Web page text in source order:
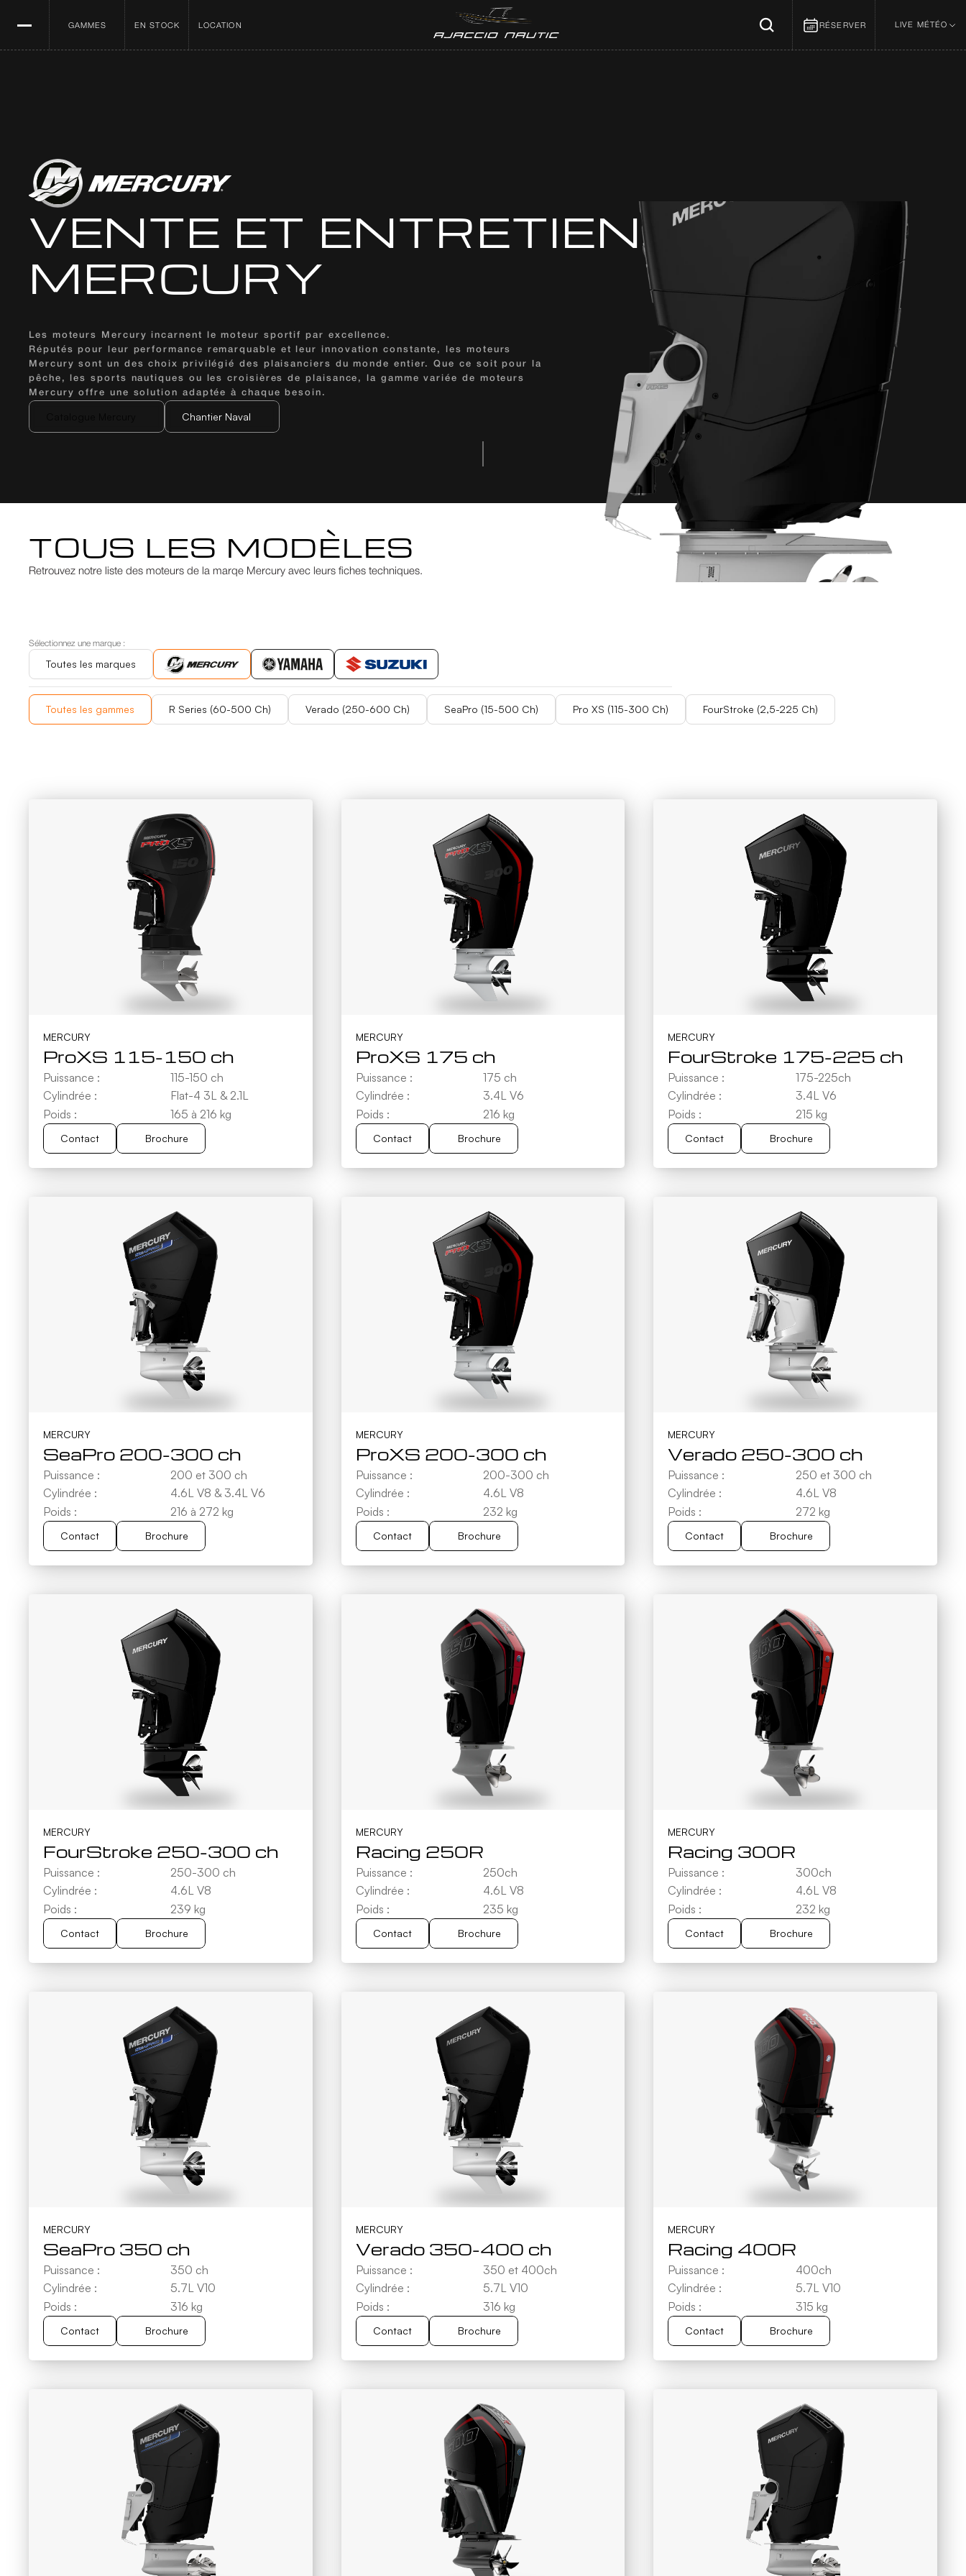
GAMMES EN STOCK LOCATION RÉSERVER LIVE MÉTÉO
VENTE ET ENTRETIEN
MERCURY
Les moteurs Mercury incarnent le moteur sportif par excellence.
Réputés pour leur performance remarquable et leur innovation constante, les moteurs
Mercury sont un des choix privilégié des plaisanciers du monde entier. Que ce soit pour la
pêche, les sports nautiques ou les croisières de plaisance, la gamme variée de moteurs
Mercury offre une solution adaptée à chaque besoin.
Chantier Naval
TOUS LES MODÈLES
Retrouvez notre liste des moteurs de la marqe Mercury avec leurs fiches techniques.
Sélectionnez une marque :
Toutes les marques
Toutes les marques
Toutes les gammes
Toutes les gammes
R Series (60-500 Ch)
R Series (60-500 Ch)
Verado (250-600 Ch)
Verado (250-600 Ch)
SeaPro (15-500 Ch)
SeaPro (15-500 Ch)
Pro XS (115-300 Ch)
Pro XS (115-300 Ch)
FourStroke (2,5-225 Ch)
FourStroke (2,5-225 Ch)
MERCURY
ProXS 115-150 ch
Puissance :
115-150 ch
Cylindrée :
Flat-4 3L & 2.1L
Poids :
165 à 216 kg
Contact
Contact
Brochure
Brochure
MERCURY
ProXS 175 ch
Puissance :
175 ch
Cylindrée :
3.4L V6
Poids :
216 kg
Contact
Contact
Brochure
Brochure
MERCURY
FourStroke 175-225 ch
Puissance :
175-225ch
Cylindrée :
3.4L V6
Poids :
215 kg
Contact
Contact
Brochure
Brochure
MERCURY
SeaPro 200-300 ch
Puissance :
200 et 300 ch
Cylindrée :
4.6L V8 & 3.4L V6
Poids :
216 à 272 kg
Contact
Contact
Brochure
Brochure
MERCURY
ProXS 200-300 ch
Puissance :
200-300 ch
Cylindrée :
4.6L V8
Poids :
232 kg
Contact
Contact
Brochure
Brochure
MERCURY
Verado 250-300 ch
Puissance :
250 et 300 ch
Cylindrée :
4.6L V8
Poids :
272 kg
Contact
Contact
Brochure
Brochure
MERCURY
FourStroke 250-300 ch
Puissance :
250-300 ch
Cylindrée :
4.6L V8
Poids :
239 kg
Contact
Contact
Brochure
Brochure
MERCURY
Racing 250R
Puissance :
250ch
Cylindrée :
4.6L V8
Poids :
235 kg
Contact
Contact
Brochure
Brochure
MERCURY
Racing 300R
Puissance :
300ch
Cylindrée :
4.6L V8
Poids :
232 kg
Contact
Contact
Brochure
Brochure
MERCURY
SeaPro 350 ch
Puissance :
350 ch
Cylindrée :
5.7L V10
Poids :
316 kg
Contact
Contact
Brochure
Brochure
MERCURY
Verado 350-400 ch
Puissance :
350 et 400ch
Cylindrée :
5.7L V10
Poids :
316 kg
Contact
Contact
Brochure
Brochure
MERCURY
Racing 400R
Puissance :
400ch
Cylindrée :
5.7L V10
Poids :
315 kg
Contact
Contact
Brochure
Brochure